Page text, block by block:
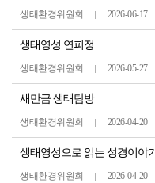
생태환경위원회 2026-06-17
생태영성 연피정
생태환경위원회 2026-05-27
새만금 생태탐방
생태환경위원회 2026-04-20
생태영성으로 읽는 성경이야기
생태환경위원회 2026-04-20